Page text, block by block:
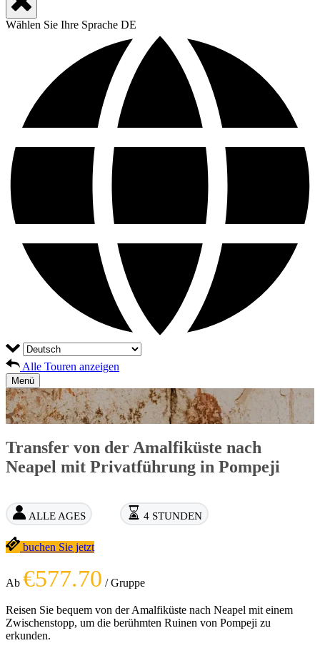
Wählen Sie Ihre Sprache DE
Alle Touren anzeigen
Menü
Transfer von der Amalfiküste nach
Neapel mit Privatführung in Pompeji
ALLE AGES 4 STUNDEN
buchen Sie jetzt
Ab €577.70 / Gruppe
Reisen Sie bequem von der Amalfiküste nach Neapel mit einem
Zwischenstopp, um die berühmten Ruinen von Pompeji zu
erkunden.